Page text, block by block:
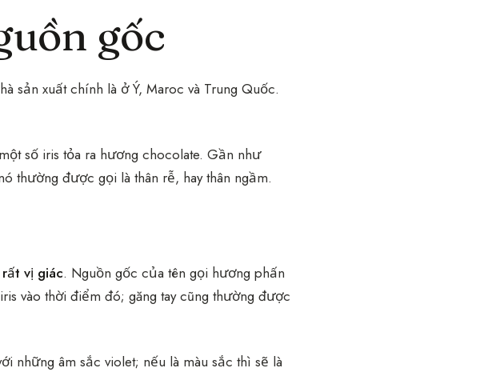
gốc
sản xuất chính là ở Ý, Maroc và Trung Quốc.
số iris tỏa ra hương chocolate. Gần như
thường được gọi là thân rễ, hay thân ngầm.
vị giác. Nguồn gốc của tên gọi hương phấn
vào thời điểm đó; găng tay cũng thường được
những âm sắc violet; nếu là màu sắc thì sẽ là